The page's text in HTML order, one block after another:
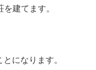
を建てます。
になります。